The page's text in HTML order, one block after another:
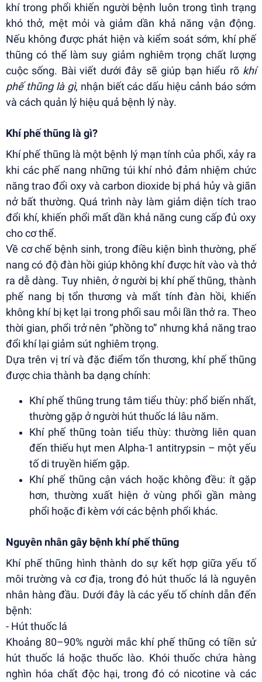
khí trong phổi khiến người bệnh luôn trong tình trạng
khó thở, mệt mỏi và giảm dần khả năng vận động.
Nếu không được phát hiện và kiểm soát sớm, khí phế
thũng có thể làm suy giảm nghiêm trọng chất lượng
cuộc sống. Bài viết dưới đây sẽ giúp bạn hiểu rõ khí
phế thũng là gì, nhận biết các dấu hiệu cảnh báo sớm
và cách quản lý hiệu quả bệnh lý này.
Khí phế thũng là gì?
Khí phế thũng là một bệnh lý mạn tính của phổi, xảy ra
khi các phế nang những túi khí nhỏ đảm nhiệm chức
năng trao đổi oxy và carbon dioxide bị phá hủy và giãn
nở bất thường. Quá trình này làm giảm diện tích trao
đổi khí, khiến phổi mất dần khả năng cung cấp đủ oxy
cho cơ thể.
Về cơ chế bệnh sinh, trong điều kiện bình thường, phế
nang có độ đàn hồi giúp không khí được hít vào và thở
ra dễ dàng. Tuy nhiên, ở người bị khí phế thũng, thành
phế nang bị tổn thương và mất tính đàn hồi, khiến
không khí bị kẹt lại trong phổi sau mỗi lần thở ra. Theo
thời gian, phổi trở nên “phồng to” nhưng khả năng trao
đổi khí lại giảm sút nghiêm trọng.
Dựa trên vị trí và đặc điểm tổn thương, khí phế thũng
được chia thành ba dạng chính:
Khí phế thũng trung tâm tiểu thùy: phổ biến nhất,
thường gặp ở người hút thuốc lá lâu năm.
Khí phế thũng toàn tiểu thùy: thường liên quan
đến thiếu hụt men Alpha-1 antitrypsin – một yếu
tố di truyền hiếm gặp.
Khí phế thũng cận vách hoặc không đều: ít gặp
hơn, thường xuất hiện ở vùng phổi gần màng
phổi hoặc đi kèm với các bệnh phổi khác.
Nguyên nhân gây bệnh khí phế thũng
Khí phế thũng hình thành do sự kết hợp giữa yếu tố
môi trường và cơ địa, trong đó hút thuốc lá là nguyên
nhân hàng đầu. Dưới đây là các yếu tố chính dẫn đến
bệnh:
- Hút thuốc lá
Khoảng 80–90% người mắc khí phế thũng có tiền sử
hút thuốc lá hoặc thuốc lào. Khói thuốc chứa hàng
nghìn hóa chất độc hại, trong đó có nicotine và các